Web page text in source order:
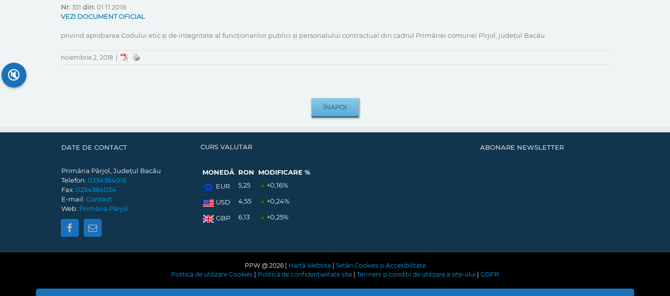
Nr:351 din:01 11 2018
VEZI DOCUMENT OFICIAL
privind aprobarea Codului etic și de integritate al funcționarilor publici și personalului contractual din cadrul Primăriei comunei Pîrjol, județul Bacău
noiembrie 2, 2018
DATE DE CONTACT
Primăria Pârjol, Județul Bacău
Telefon: 0234384016
Fax: 0234384024
E-mail: Contact
Web: Primăria Pârjol
CURS VALUTAR
MONEDĂ RON
MODIFICARE %
EUR
5,25 +0,16%
USD 4,55 +0,24%
GBP 6,13 +0,25%
ABONARE NEWSLETTER
PPW @ 2026 | Hartă Website| Setări Cookies și Accesibilitate
Politică de utilizare Cookies
Politică de confidențialitate site Termeni și condiții de utilizare a site-ului GDPR
🔇